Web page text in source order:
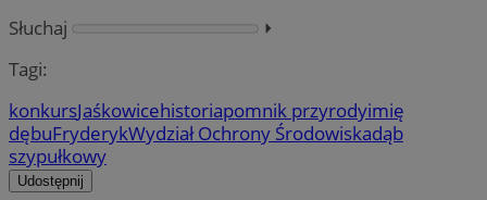
Słuchaj
⏵︎
Tagi:
konkursJaśkowicehistoriapomnik przyrodyimię
dębuFryderykWydział Ochrony Środowiskadąb
szypułkowy
Udostępnij